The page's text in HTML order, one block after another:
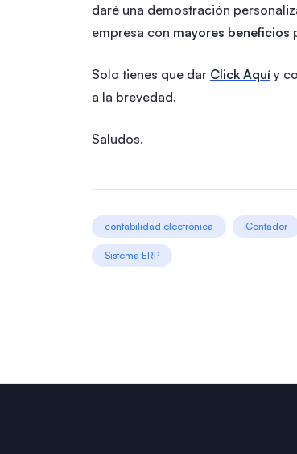
daré una demostración
empresa con mayores beneficios
Solo tienes que dar Click Aquí y
a la brevedad.
Saludos.
contabilidad electrónica Contador
Sistema ERP